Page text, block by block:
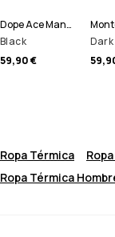
Dope Ace Manoplas
Black
59,90 €
Ropa Térmica
Ropa Térmica